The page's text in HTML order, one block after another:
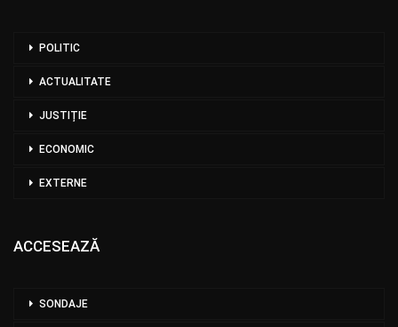
POLITIC
ACTUALITATE
JUSTIȚIE
ECONOMIC
EXTERNE
ACCESEAZĂ
SONDAJE